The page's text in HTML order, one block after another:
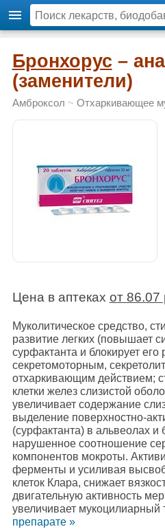
Бронхорус –
(заменители)
Амброксол ~ Отхаркивающее
Цена в аптеках от 86.07
Муколитическое средство,
развитие легких (повышает
сурфактанта и блокирует
секретомоторным,
отхаркивающим действием;
клетки желез слизистой
увеличивает содержание
выделение поверхностно-
(сурфактанта) в альвеолах и
нарушенное соотношение
компонентов мокроты.
ферменты и усиливая
клеток Клара, снижает
двигательную активность
увеличивает мукоцилиарный
препарате »